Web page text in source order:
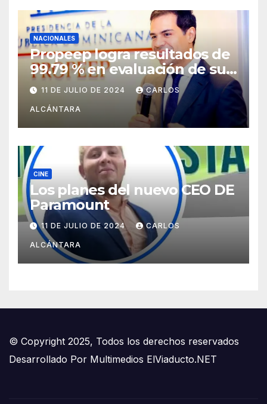
NACIONALES
Propeep logra resultados de
99.79 % en evaluación de sus
funciones por la Dirección de
Ética e Integridad
Gubernamental
11 DE JULIO DE 2024 CARLOS
ALCÁNTARA
CINE
Los planes del nuevo CEO DE
Paramount
11 DE JULIO DE 2024 CARLOS
ALCÁNTARA
© Copyright 2025, Todos los derechos reservados
Desarrollado Por Multimedios ElViaducto.NET